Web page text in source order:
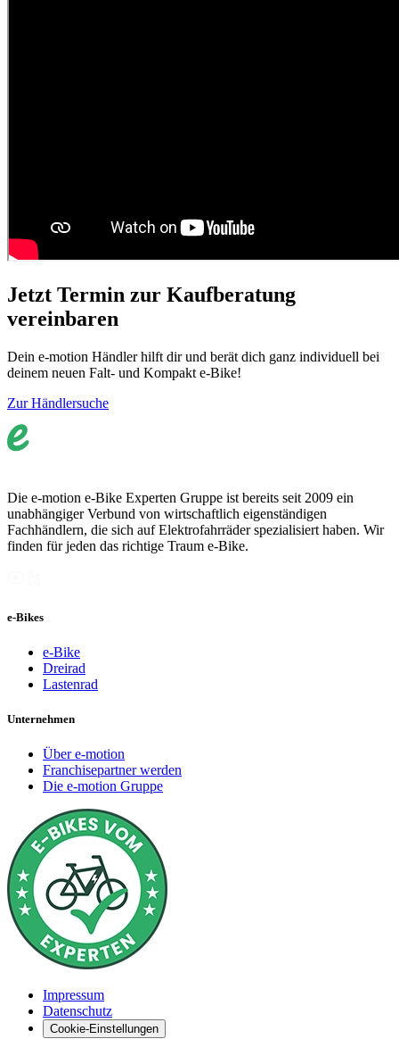
Jetzt Termin zur Kaufberatung
vereinbaren
Dein e-motion Händler hilft dir und berät dich ganz individuell bei
deinem neuen Falt- und Kompakt e-Bike!
Zur Händlersuche
Die e-motion e-Bike Experten Gruppe ist bereits seit 2009 ein
unabhängiger Verbund von wirtschaftlich eigenständigen
Fachhändlern, die sich auf Elektrofahrräder spezialisiert haben. Wir
finden für jeden das richtige Traum e-Bike.
e-Bikes
e-Bike
Dreirad
Lastenrad
Unternehmen
Über e-motion
Franchisepartner werden
Die e-motion Gruppe
Impressum
Datenschutz
Cookie-Einstellungen